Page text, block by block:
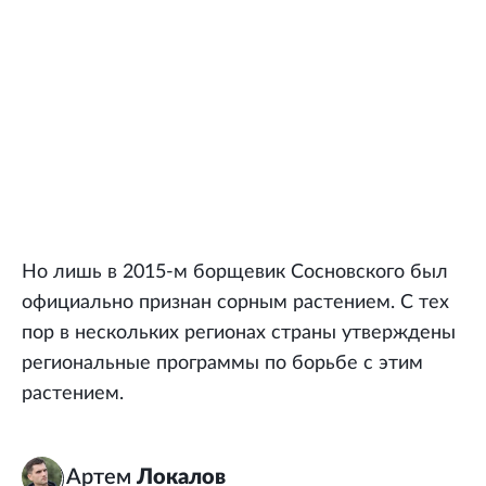
Но лишь в 2015-м борщевик Сосновского был
официально признан сорным растением. С тех
пор в нескольких регионах страны утверждены
региональные программы по борьбе с этим
растением.
Артем Локалов